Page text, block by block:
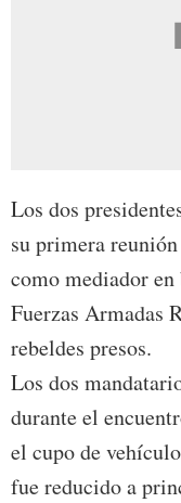
Los dos
su primera
como mediador en
Fuerzas Armadas
rebeldes presos.
Los dos
durante el
el cupo de
fue reducido a